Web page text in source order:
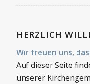
HERZLICH
Wir freuen uns,
Auf dieser Seite
unserer